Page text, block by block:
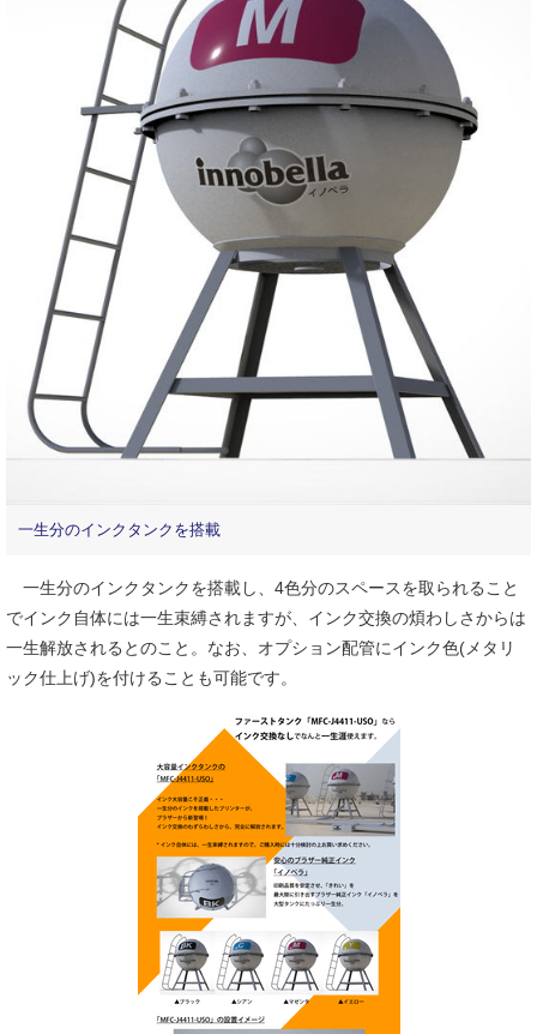
一生分のインクタンクを搭載
一生分のインクタンクを搭載し、4色分のスペースを取られること
でインク自体には一生束縛されますが、インク交換の煩わしさからは
一生解放されるとのこと。なお、オプション配管にインク色(メタリ
ック仕上げ)を付けることも可能です。